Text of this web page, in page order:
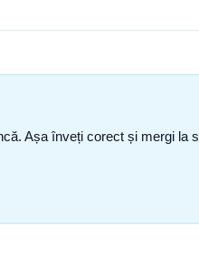
Așa înveți corect și mergi la